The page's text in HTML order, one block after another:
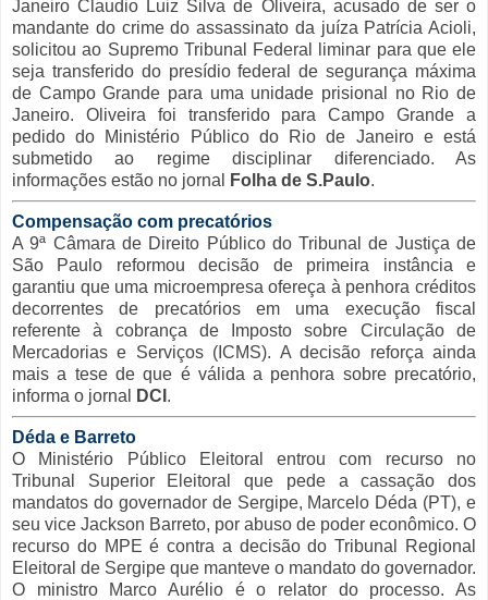
Janeiro Claudio Luiz Silva de Oliveira, acusado de ser o
mandante do crime do assassinato da juíza Patrícia Acioli,
solicitou ao Supremo Tribunal Federal liminar para que ele
seja transferido do presídio federal de segurança máxima
de Campo Grande para uma unidade prisional no Rio de
Janeiro. Oliveira foi transferido para Campo Grande a
pedido do Ministério Público do Rio de Janeiro e está
submetido ao regime disciplinar diferenciado. As
informações estão no jornal
Folha de S.Paulo.
Compensação com precatórios
A 9ª Câmara de Direito Público do Tribunal de Justiça de
São Paulo reformou decisão de primeira instância e
garantiu que uma microempresa ofereça à penhora créditos
decorrentes de precatórios em uma execução fiscal
referente à cobrança de Imposto sobre Circulação de
Mercadorias e Serviços (ICMS). A decisão reforça ainda
mais a tese de que é válida a penhora sobre precatório,
informa o jornal
DCI .
Déda e Barreto
O Ministério Público Eleitoral entrou com recurso no
Tribunal Superior Eleitoral que pede a cassação dos
mandatos do governador de Sergipe, Marcelo Déda (PT), e
seu vice Jackson Barreto, por abuso de poder econômico. O
recurso do MPE é contra a decisão do Tribunal Regional
Eleitoral de Sergipe que manteve o mandato do governador.
O ministro Marco Aurélio é o relator do processo. As